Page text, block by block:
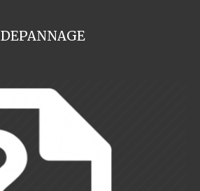
DEPANNAGE